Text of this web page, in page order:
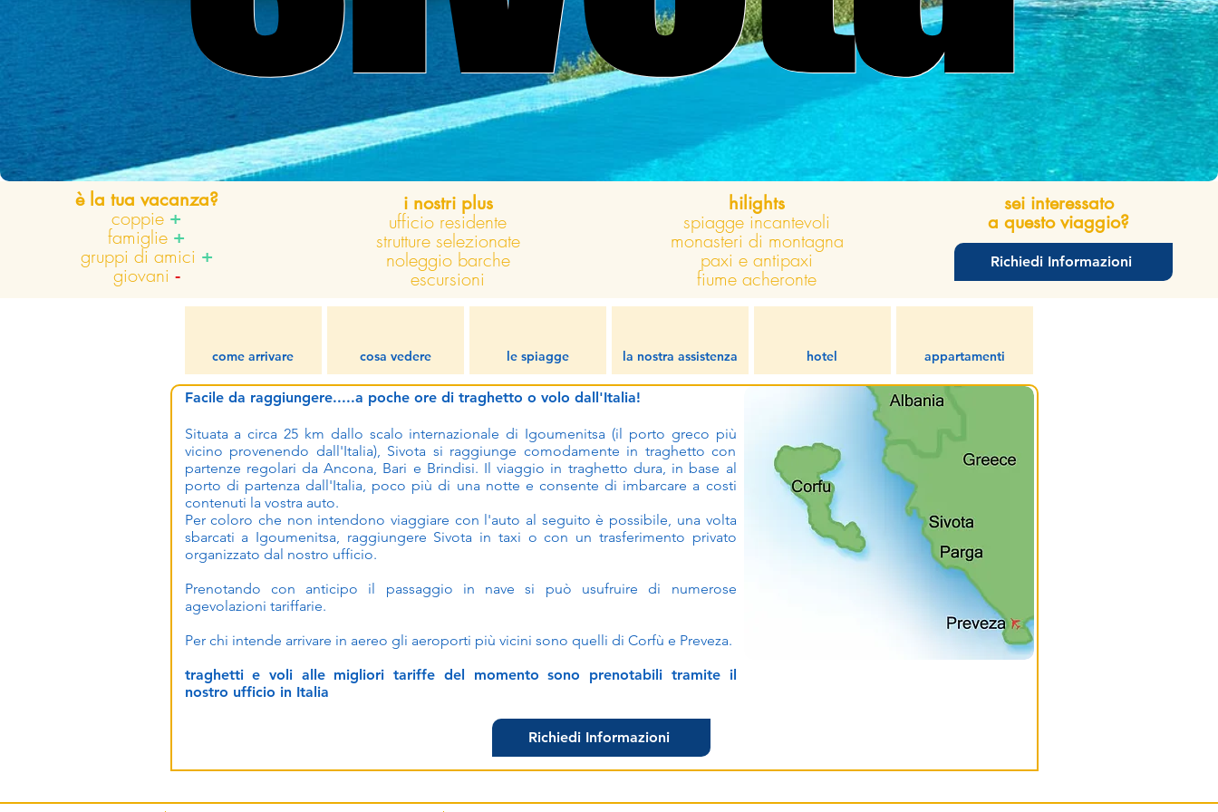
è la tua vacanza?
coppie +
famiglie +
gruppi di amici +
giovani -
i nostri plus
ufficio residente
strutture selezionate
noleggio barche
escursioni
hilights
spiagge incantevoli
monasteri di montagna
paxi e antipaxi
fiume acheronte
sei interessato
a questo viaggio?
Richiedi Informazioni
come arrivare cosa vedere le spiagge la nostra assistenza hotel appartamenti
Facile da raggiungere.....a poche ore di traghetto o volo dall'Italia!
Situata a circa 25 km dallo scalo internazionale di Igoumenitsa (il porto greco più
vicino provenendo dall'Italia), Sivota si raggiunge comodamente in traghetto con
partenze regolari da Ancona, Bari e Brindisi. Il viaggio in traghetto dura, in base al
porto di partenza dall'Italia, poco più di una notte e consente di imbarcare a costi
contenuti la vostra auto.
Per coloro che non intendono viaggiare con l'auto al seguito è possibile, una volta
sbarcati a Igoumenitsa, raggiungere Sivota in taxi o con un trasferimento privato
organizzato dal nostro ufficio.
Prenotando con anticipo il passaggio in nave si può usufruire di numerose
agevolazioni tariffarie.
Per chi intende arrivare in aereo gli aeroporti più vicini sono quelli di Corfù e Preveza.
traghetti e voli alle migliori tariffe del momento sono prenotabili tramite il
nostro ufficio in Italia
Richiedi Informazioni